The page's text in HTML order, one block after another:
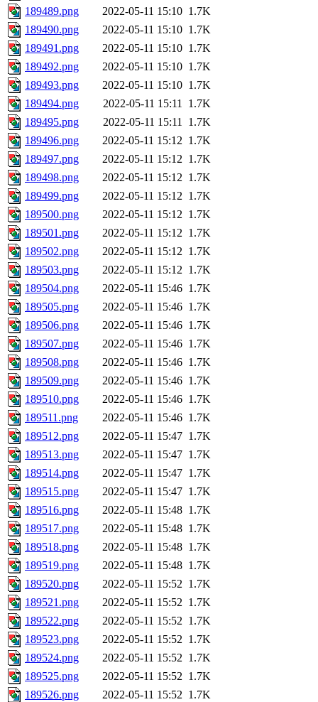
189489.png
2022-05-11 15:10 1.7K
189490.png
2022-05-11 15:10 1.7K
189491.png
2022-05-11 15:10 1.7K
189492.png
2022-05-11 15:10 1.7K
189493.png
2022-05-11 15:10 1.7K
189494.png
2022-05-11 15:11 1.7K
189495.png
2022-05-11 15:11 1.7K
189496.png
2022-05-11 15:12 1.7K
189497.png
2022-05-11 15:12 1.7K
189498.png
2022-05-11 15:12 1.7K
189499.png
2022-05-11 15:12 1.7K
189500.png
2022-05-11 15:12 1.7K
189501.png
2022-05-11 15:12 1.7K
189502.png
2022-05-11 15:12 1.7K
189503.png
2022-05-11 15:12 1.7K
189504.png
2022-05-11 15:46 1.7K
189505.png
2022-05-11 15:46 1.7K
189506.png
2022-05-11 15:46 1.7K
189507.png
2022-05-11 15:46 1.7K
189508.png
2022-05-11 15:46 1.7K
189509.png
2022-05-11 15:46 1.7K
189510.png
2022-05-11 15:46 1.7K
189511.png
2022-05-11 15:46 1.7K
189512.png
2022-05-11 15:47 1.7K
189513.png
2022-05-11 15:47 1.7K
189514.png
2022-05-11 15:47 1.7K
189515.png
2022-05-11 15:47 1.7K
189516.png
2022-05-11 15:48 1.7K
189517.png
2022-05-11 15:48 1.7K
189518.png
2022-05-11 15:48 1.7K
189519.png
2022-05-11 15:48 1.7K
189520.png
2022-05-11 15:52 1.7K
189521.png
2022-05-11 15:52 1.7K
189522.png
2022-05-11 15:52 1.7K
189523.png
2022-05-11 15:52 1.7K
189524.png
2022-05-11 15:52 1.7K
189525.png
2022-05-11 15:52 1.7K
189526.png
2022-05-11 15:52 1.7K